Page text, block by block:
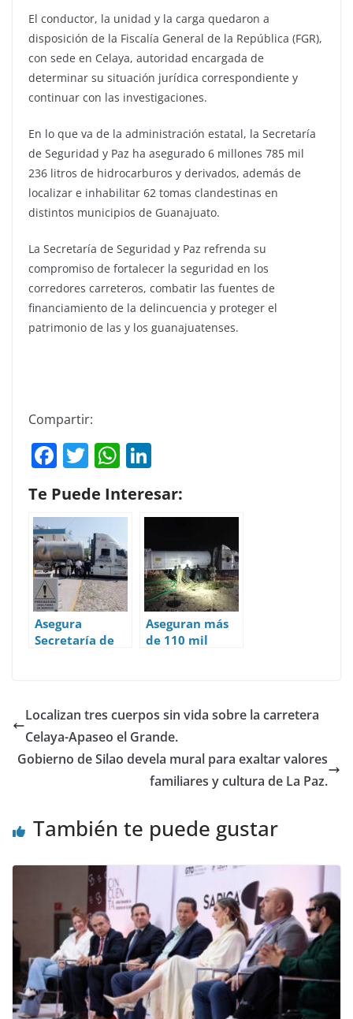
El conductor, la unidad y la carga quedaron a
disposición de la Fiscalía General de la República (FGR),
con sede en Celaya, autoridad encargada de
determinar su situación jurídica correspondiente y
continuar con las investigaciones.
En lo que va de la administración estatal, la Secretaría
de Seguridad y Paz ha asegurado 6 millones 785 mil
236 litros de hidrocarburos y derivados, además de
localizar e inhabilitar 62 tomas clandestinas en
distintos municipios de Guanajuato.
La Secretaría de Seguridad y Paz refrenda su
compromiso de fortalecer la seguridad en los
corredores carreteros, combatir las fuentes de
financiamiento de la delincuencia y proteger el
patrimonio de las y los guanajuatenses.
Compartir:
F
a
c
e
b
o
o
k
T
w
itt
er
W
h
at
A
p
p
k
dI
n
Te Puede Interesar:
Asegura
Secretaría de
hidrocarburo
en Celaya.
Aseguran más
de 110 mil
cisterna en
Abasolo.
Localizan tres cuerpos sin vida sobre la carretera
Celaya-Apaseo el Grande.
Gobierno de Silao devela mural para exaltar valores
familiares y cultura de La Paz.
También te puede gustar